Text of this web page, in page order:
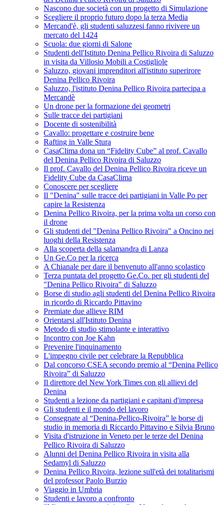
Nascono due società con un progetto di Simulazione
Scegliere il proprio futuro dopo la terza Media
Mercand'è, gli studenti saluzzesi fanno rivivere un
mercato del 1424
Scuola: due giorni di Salone
Studenti dell'Istituto Denina Pellico Rivoira di Saluzzo
in visita da Villosio Mobili a Costigliole
Saluzzo, giovani imprenditori all'istituto superirore
Denina Pellico Rivoira
Saluzzo, l'istituto Denina Pellico Rivoira partecipa a
Mercandè
Un drone per la formazione dei geometri
Sulle tracce dei partigiani
Docente di sostenibilità
Cavallo: progettare e costruire bene
Rafting in Valle Stura
CasaClima dona un “Fidelity Cube” al prof. Cavallo
del Denina Pellico Rivoira di Saluzzo
Il prof. Cavallo del Denina Pellico Rivoira riceve un
Fidelity Cube da CasaClima
Conoscere per scegliere
Il "Denina" sulle tracce dei partigiani in Valle Po per
capire la Resistenza
Denina Pellico Rivoira, per la prima volta un corso con
il drone
Gli studenti del "Denina Pellico Rivoira" a Oncino nei
luoghi della Resistenza
Alla scoperta della salamandra di Lanza
Un Ge.Co per la ricerca
A Chianale per dare il benvenuto all'anno scolastico
Terza puntata del progetto Ge.Co. per gli studenti del
"Denina Pellico Rivoira" di Saluzzo
Borse di studio agli studenti del Denina Pellico Rivoira
in ricordo di Riccardo Pittavino
Premiate due allieve RIM
Orientarsi all'Istituto Denina
Metodo di studio stimolante e interattivo
Incontro con Joe Kahn
Prevenire l'inquinamento
L'impegno civile per celebrare la Repubblica
Dal concorso CSEA secondo premio al “Denina Pellico
Rivoira” di Saluzzo
Il direttore del New York Times con gli allievi del
Denina
Studenti a lezione da partigiani e capitani d'impresa
Gli studenti e il mondo del lavoro
Consegnate al “Denina-Pellico-Rivoira” le borse di
studio in memoria di Riccardo Pittavino e Silvia Bruno
Visita d'istruzione in Veneto per le terze del Denina
Pellico Rivoira di Saluzzo
Alunni del Denina Pellico Rivoira in visita alla
Sedamyl di Saluzzo
Denina Pellico Rivoira, lezione sull'età dei totalitarismi
del professor Paolo Burzio
Viaggio in Umbria
Studenti e lavoro a confronto